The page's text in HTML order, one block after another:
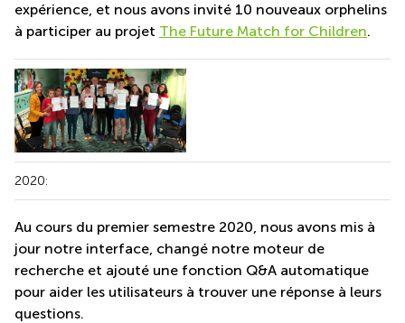
expérience, et nous avons invité 10 nouveaux orphelins
à participer au projet The Future Match for Children.
2020:
Au cours du premier semestre 2020, nous avons mis à
jour notre interface, changé notre moteur de
recherche et ajouté une fonction Q&A automatique
pour aider les utilisateurs à trouver une réponse à leurs
questions.